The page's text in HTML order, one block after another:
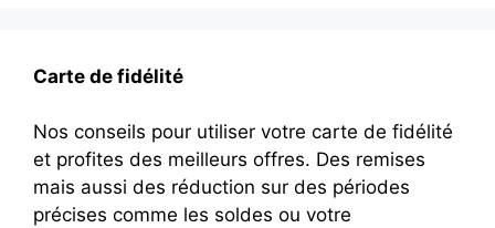
Carte de fidélité
Nos conseils pour utiliser votre carte de fidélité
et profites des meilleurs offres. Des remises
mais aussi des réduction sur des périodes
précises comme les soldes ou votre